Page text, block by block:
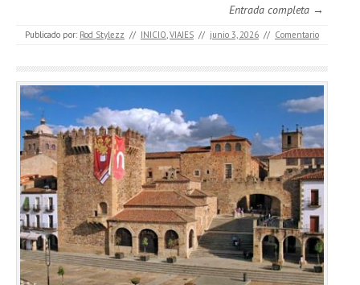
Entrada completa →
Publicado por: Rod Stylezz // INICIO VIAJES // junio 3, 2026 // Comentario